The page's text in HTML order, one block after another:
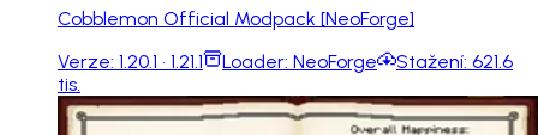
Cobblemon Official Modpack [NeoForge]
Verze: 1.20.1 · 1.21.1 Loader: NeoForge Stažení: 621.6
tis.